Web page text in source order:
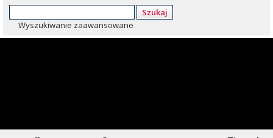
Szukaj
Wyszukiwanie zaawansowane